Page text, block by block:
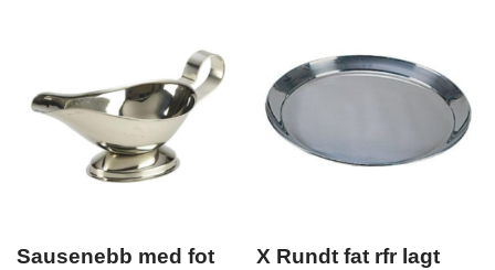
Sausenebb med fot
X Rundt fat rfr lagt